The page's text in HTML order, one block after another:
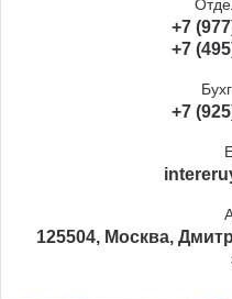
+7
+7
+7
125504, Москва,